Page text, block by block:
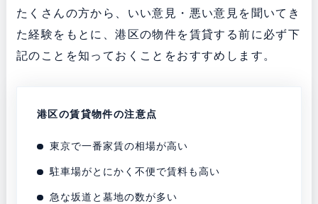
たくさんの方から、いい意見・悪い意見を聞いてき
た経験をもとに、港区の物件を賃貸する前に必ず下
記のことを知っておくことをおすすめします。
港区の賃貸物件の注意点
東京で一番家賃の相場が高い
駐車場がとにかく不便で賃料も高い
急な坂道と墓地の数が多い